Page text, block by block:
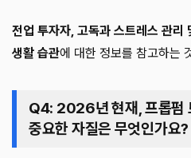
전업 투자자, 고독과 스트레스 관리
생활 습관에 대한 정보를 참고하는
Q4: 2026년 현재, 프롭펌
중요한 자질은 무엇인가요?